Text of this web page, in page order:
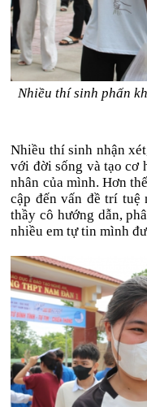
Nhiều thí sinh phấn
Nhiều thí sinh nhận
với đời sống và tạo cơ
nhân của mình. Hơn
cập đến vấn đề trí tuệ
thầy cô hướng dẫn,
nhiều em tự tin mình